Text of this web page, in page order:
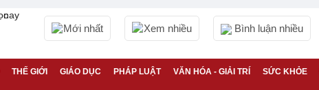
Mới nhất Xem nhiều Bình luận nhiều
THẾ GIỚI GIÁO DỤC PHÁP LUẬT VĂN HÓA - GIẢI TRÍ SỨC KHỎE